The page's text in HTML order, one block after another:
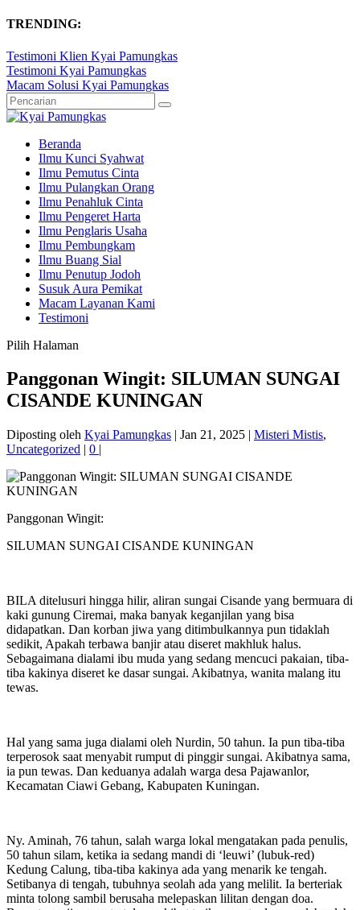
TRENDING:
Testimoni Klien Kyai Pamungkas
Testimoni Kyai Pamungkas
Macam Solusi Kyai Pamungkas
Beranda
Ilmu Kunci Syahwat
Ilmu Pemutus Cinta
Ilmu Pulangkan Orang
Ilmu Penahluk Cinta
Ilmu Pengeret Harta
Ilmu Penglaris Usaha
Ilmu Pembungkam
Ilmu Buang Sial
Ilmu Penutup Jodoh
Susuk Aura Pemikat
Macam Layanan Kami
Testimoni
Pilih Halaman
Panggonan Wingit: SILUMAN SUNGAI
CISANDE KUNINGAN
Diposting oleh Kyai Pamungkas | Jan 21, 2025 | Misteri Mistis,
Uncategorized | 0 |
Panggonan Wingit:
SILUMAN SUNGAI CISANDE KUNINGAN
BILA ditelusuri hingga hilir, aliran sungai Cisande yang bermuara di
kaki gunung Ciremai, maka banyak keganjilan yang bisa
didapatkan. Dan korban jiwa yang ditimbulkannya pun tidaklah
sedikit, Apakah terbawa banjir atau diseret makhluk halus.
Sebagaimana dialami ibu muda yang sedang mencuci pakaian, tiba-
tiba kakinya diseret ke dasar sungai. Akibatnya, wanita malang itu
tewas.
Hal yang sama juga dialami oleh Nurdin, 50 tahun. Ia pun tiba-tiba
terperosok saat menyabit rumput di pinggir sungai. Akibatnya sama,
ia pun tewas. Dan keduanya adalah warga desa Pajawanlor,
Kecamatan Ciawi Gebang, Kabupaten Kuningan.
Ny. Aminah, 76 tahun, salah warga lokal mengatakan pada penulis,
50 tahun silam, ketika ia sedang mandi di ‘leuwi’ (lubuk-red)
Kedung Calung, tiba-tiba kakinya ada yang menarik ke tengah.
Setibanya di tengah, tubuhnya seolah ada yang melilit. Ia berteriak
minta tolong sambil berusaha melepaskan lilitan dengan doa.